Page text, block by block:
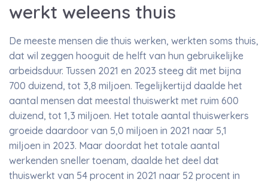
werkt weleens thuis
De meeste mensen die thuis werken, werkten soms thuis,
dat wil zeggen hooguit de helft van hun gebruikelijke
arbeidsduur. Tussen 2021 en 2023 steeg dit met bijna
700 duizend, tot 3,8 miljoen. Tegelijkertijd daalde het
aantal mensen dat meestal thuiswerkt met ruim 600
duizend, tot 1,3 miljoen. Het totale aantal thuiswerkers
groeide daardoor van 5,0 miljoen in 2021 naar 5,1
miljoen in 2023. Maar doordat het totale aantal
werkenden sneller toenam, daalde het deel dat
thuiswerkt van 54 procent in 2021 naar 52 procent in